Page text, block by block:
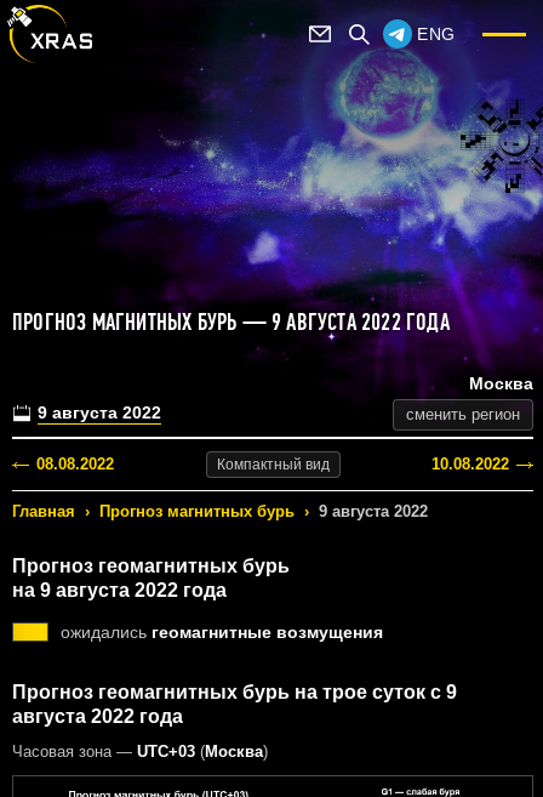
ENG
ПРОГНОЗ МАГНИТНЫХ БУРЬ — 9 АВГУСТА 2022 ГОДА
9 августа 2022
Москва
сменить регион
08.08.2022 Компактный вид 10.08.2022
Главная › Прогноз магнитных бурь › 9 августа 2022
Прогноз геомагнитных бурь
на 9 августа 2022 года
ожидались геомагнитные возмущения
Прогноз геомагнитных бурь на трое суток с 9
августа 2022 года
Часовая зона — UTC+03 (Москва)